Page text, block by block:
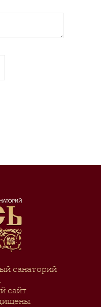
санаторий
.
сайт.